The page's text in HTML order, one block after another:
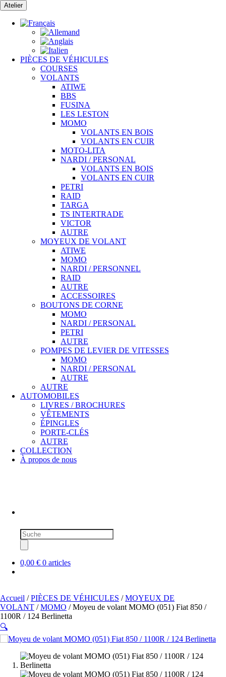
Passer
au
contenu
Atelier
PIÈCES DE VÉHICULES
COURSES
VOLANTS
ATIWE
BBS
FUSINA
LES LESTON
MOMO
VOLANTS EN BOIS
VOLANTS EN CUIR
MOTO-LITA
NARDI / PERSONAL
VOLANTS EN BOIS
VOLANTS EN CUIR
PETRI
RAID
TARGA
TS INTERTRADE
VICTOR
AUTRE
MOYEUX DE VOLANT
ATIWE
MOMO
NARDI / PERSONNEL
RAID
AUTRE
ACCESSOIRES
BOUTONS DE CORNE
MOMO
NARDI / PERSONAL
PETRI
AUTRE
POMPES DE LEVIER DE VITESSES
MOMO
NARDI / PERSONAL
AUTRE
AUTRE
AUTOMOBILES
LIVRES / BROCHURES
VÊTEMENTS
ÉPINGLES
PORTE-CLÉS
AUTRE
COLLECTION
À propos de nous
Recherche
de
produits
0,00 € 0 articles
Accueil /PIÈCES DE VÉHICULES /MOYEUX DE
VOLANT /MOMO / Moyeu de volant MOMO (051) Fiat 850 /
1100R / 124 Berlinetta
🔍
SOLD OUT